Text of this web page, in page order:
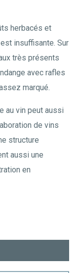
herbacés et
insuffisante. Sur
très présents
avec rafles
marqué.
au vin peut aussi
de vins
structure
aussi une
en